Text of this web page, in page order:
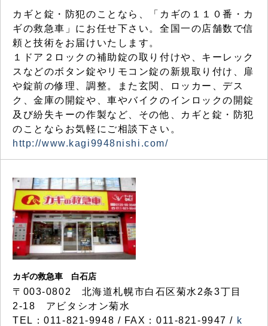
カギと錠・防犯のことなら、「カギの１１０番・カ
ギの救急車」にお任せ下さい。全国一の店舗数で信
頼と技術をお届けいたします。
１ドア２ロックの補助錠の取り付けや、キーレック
スなどのボタン錠やリモコン錠の新規取り付け、扉
や錠前の修理、調整。また玄関、ロッカー、デス
ク、金庫の開錠や、車やバイクのインロックの開錠
及び紛失キーの作製など、その他、カギと錠・防犯
のことならお気軽にご相談下さい。
http://www.kagi9948nishi.com/
カギの救急車 白石店
〒003-0802 北海道札幌市白石区菊水2条3丁目
2-18 アビタシオン菊水
TEL：011-821-9948 / FAX：011-821-9947 / k